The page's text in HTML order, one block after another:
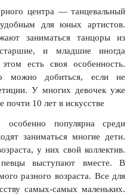
центра — танцевальный
для юных артистов.
заниматься танцоры из
и младшие иногда
есть своя особенность.
можно добиться, если не
У многих девочек уже
10 лет в искусстве
особенно популярна среди
заниматься многие дети.
у них свой коллектив.
выступают вместе. В
разного возраста. Все для
самых-самых маленьких.